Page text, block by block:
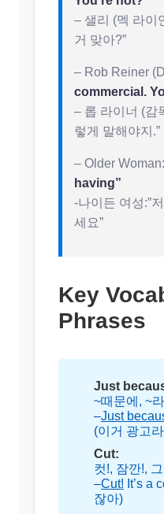
– 샐리 (멕 라이
거 맞아?”
– Rob Reiner
commercial.
– 롭 라이너 (감
렇게 말해야지.”
– Older Woman:
having”
-나이든 여성:”
세요”
Key
Phrases
Just
~때문에, ~
–Just
(이거 광고
Cut:
컷!, 잠깐!,
–Cut! It’s a
잖아)